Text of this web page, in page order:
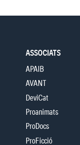
ASSOCIATS
APAIB
AVANT
DeviCat
Proanimats
ProDocs
ProFicció